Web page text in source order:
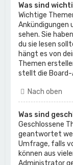
Was sind
Wichtige
Ankündigungen
sehen. Sie
du sie lesen
hängt es von
Themen
stellt die
Nach oben
Was sind
Geschlossene
geantwortet
Umfrage, falls
können aus
Administrator